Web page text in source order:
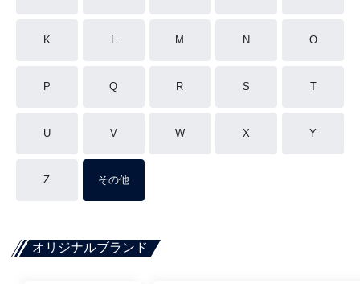
K L M N O
P Q R S T
U V W X Y
Z その他
オリジナルブランド